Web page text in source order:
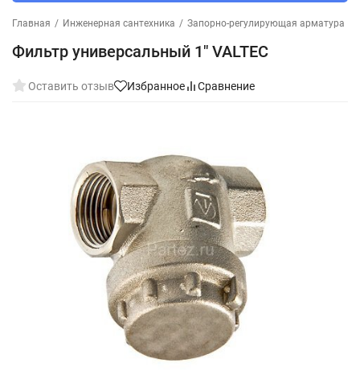
Главная / Инженерная сантехника / Запорно-регулирующая арматура
Фильтр универсальный 1" VALTEC
Оставить отзыв Избранное Сравнение